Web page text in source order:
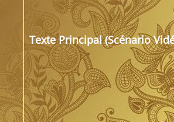
Texte Principal (Scénario